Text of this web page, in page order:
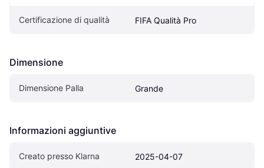
Certificazione di qualità FIFA Qualità Pro
Dimensione
Dimensione Palla Grande
Informazioni aggiuntive
Creato presso Klarna 2025-04-07